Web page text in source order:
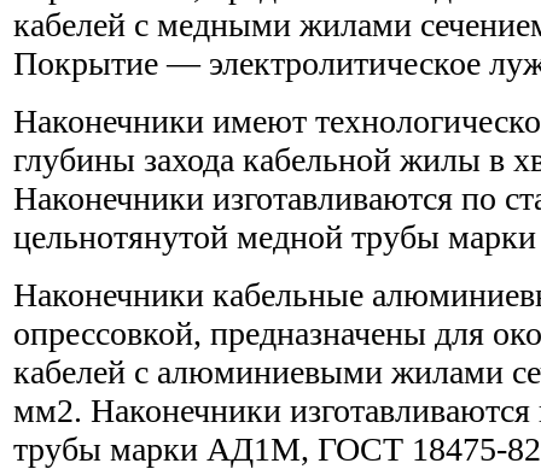
кабелей с медными жилами
Покрытие — электролитическое
Наконечники имеют
глубины захода кабельной жилы в
Наконечники изготавливаются по
цельнотянутой медной трубы
Наконечники кабельные
опрессовкой, предназначены для
кабелей с алюминиевыми жилами
мм2. Наконечники
трубы марки АД1М, ГОСТ 18475-